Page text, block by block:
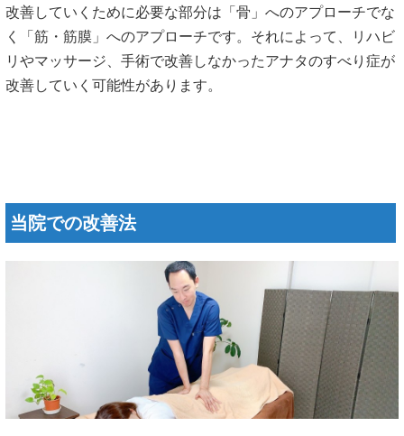
改善していくために必要な部分は「骨」へのアプローチでな
く「筋・筋膜」へのアプローチです。それによって、リハビ
リやマッサージ、手術で改善しなかったアナタのすべり症が
改善していく可能性があります。
当院での改善法